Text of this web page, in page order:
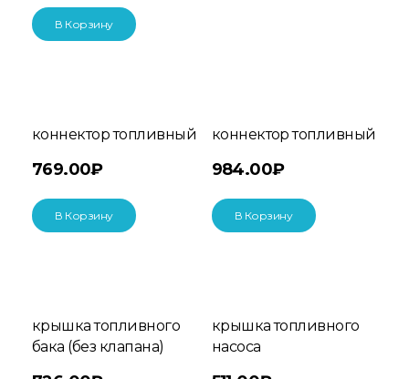
В Корзину
коннектор топливный
769.00₽
В Корзину
коннектор топливный
984.00₽
В Корзину
крышка топливного
бака (без клапана)
крышка топливного
насоса